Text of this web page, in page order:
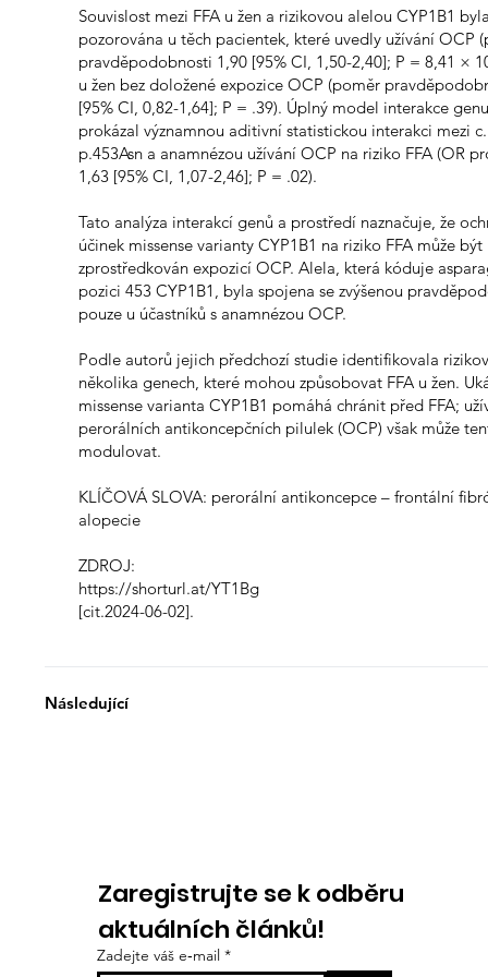
Zaregistrujte se k odběru
aktuálních článků!
Zadejte váš e‑mail
Souvislost mezi FFA u žen a rizikovou alelou CYP1B1
pozorována u těch pacientek, které uvedly užívání OCP
pravděpodobnosti 1,90 [95% CI, 1,50-2,40]; P = 8,41 ×
u žen bez doložené expozice OCP (poměr
[95% CI, 0,82-1,64]; P = .39). Úplný model interakce
prokázal významnou aditivní statistickou interakci mezi
p.453Asn a anamnézou užívání OCP na riziko FFA (OR
1,63 [95% CI, 1,07-2,46]; P = .02).
Tato analýza interakcí genů a prostředí naznačuje, že
účinek missense varianty CYP1B1 na riziko FFA může být
zprostředkován expozicí OCP. Alela, která kóduje
pozici 453 CYP1B1, byla spojena se zvýšenou
pouze u účastníků s anamnézou OCP.
Podle autorů jejich předchozí studie identifikovala
několika genech, které mohou způsobovat FFA u žen.
missense varianta CYP1B1 pomáhá chránit před FFA;
perorálních antikoncepčních pilulek (OCP) však může
modulovat.
KLÍČOVÁ SLOVA: perorální antikoncepce – frontální
alopecie
ZDROJ:
https://shorturl.at/YT1Bg
[cit.2024-06-02].
Následující